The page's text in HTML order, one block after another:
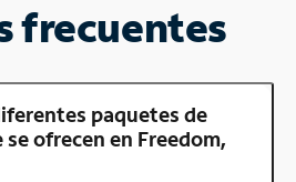
frecuentes
paquetes de
ofrecen en Freedom,